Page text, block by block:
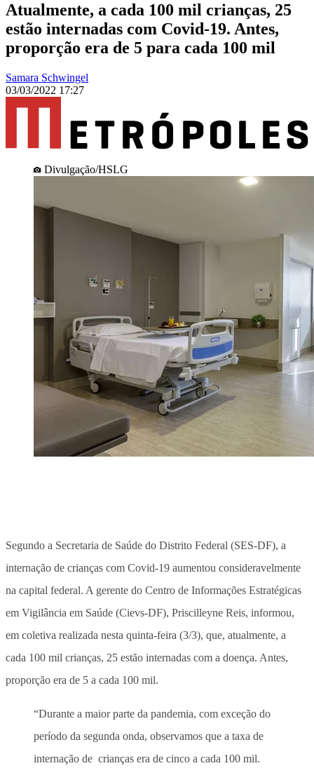
Atualmente, a cada 100 mil crianças, 25
estão internadas com Covid-19. Antes,
proporção era de 5 para cada 100 mil
Samara Schwingel
03/03/2022 17:27
Divulgação/HSLG
Segundo a Secretaria de Saúde do Distrito Federal (SES-DF), a
internação de crianças com Covid-19 aumentou consideravelmente
na capital federal. A gerente do Centro de Informações Estratégicas
em Vigilância em Saúde (Cievs-DF), Priscilleyne Reis, informou,
em coletiva realizada nesta quinta-feira (3/3), que, atualmente, a
cada 100 mil crianças, 25 estão internadas com a doença. Antes,
proporção era de 5 a cada 100 mil.
“Durante a maior parte da pandemia, com exceção do
período da segunda onda, observamos que a taxa de
internação de crianças era de cinco a cada 100 mil.